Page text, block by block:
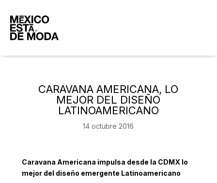
CARAVANA AMERICANA, LO
MEJOR DEL DISEÑO
LATINOAMERICANO
14 octubre 2016
Caravana Americana impulsa desde la CDMX lo
mejor del diseño emergente Latinoamericano